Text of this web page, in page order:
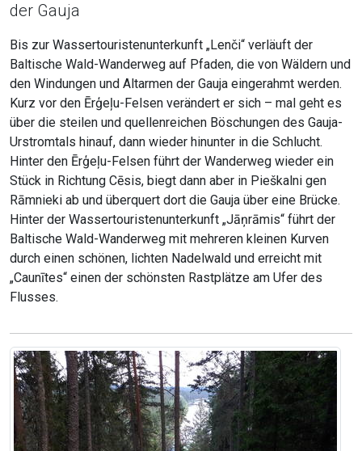
der Gauja
Bis zur Wassertouristenunterkunft „Lenči“ verläuft der
Baltische Wald-Wanderweg auf Pfaden, die von Wäldern und
den Windungen und Altarmen der Gauja eingerahmt werden.
Kurz vor den Ērģeļu-Felsen verändert er sich – mal geht es
über die steilen und quellenreichen Böschungen des Gauja-
Urstromtals hinauf, dann wieder hinunter in die Schlucht.
Hinter den Ērģeļu-Felsen führt der Wanderweg wieder ein
Stück in Richtung Cēsis, biegt dann aber in Pieškalni gen
Rāmnieki ab und überquert dort die Gauja über eine Brücke.
Hinter der Wassertouristenunterkunft „Jāņrāmis“ führt der
Baltische Wald-Wanderweg mit mehreren kleinen Kurven
durch einen schönen, lichten Nadelwald und erreicht mit
„Caunītes“ einen der schönsten Rastplätze am Ufer des
Flusses.